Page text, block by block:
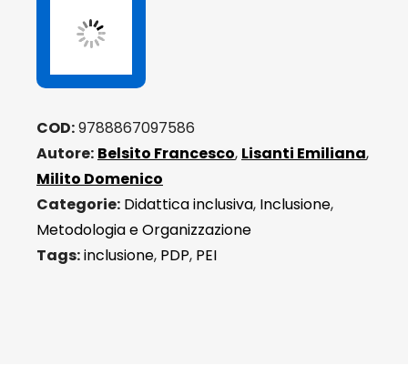
e
il
in
quantità
COD:9788867097586
Autore: Belsito Francesco, Lisanti Emiliana,
Milito Domenico
Categorie: Didattica inclusiva, Inclusione,
Metodologia e Organizzazione
Tags:inclusione, PDP, PEI